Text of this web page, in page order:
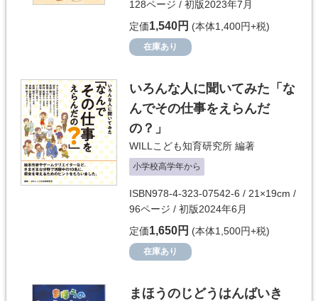
128ページ / 初版2023年7月
定価1,540円 (本体1,400円+税)
在庫あり
いろんな人に聞いてみた「な
んでその仕事をえらんだ
の？」
WILLこども知育研究所 編著
小学校高学年から
ISBN978-4-323-07542-6 / 21×19cm /
96ページ / 初版2024年6月
定価1,650円 (本体1,500円+税)
在庫あり
まほうのじどうはんばいき